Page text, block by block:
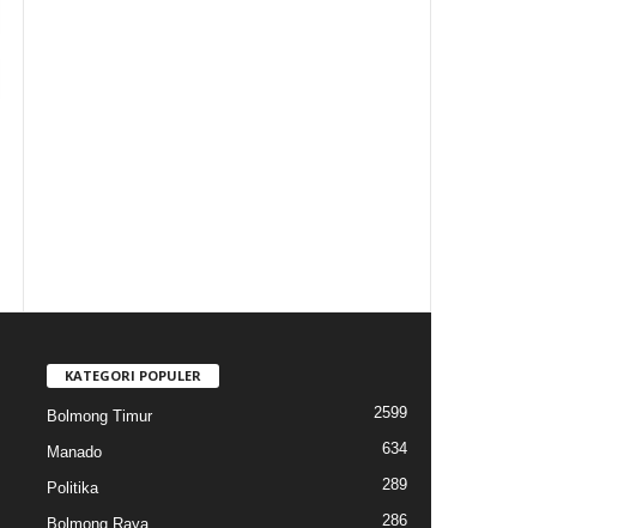
KATEGORI POPULER
Bolmong Timur 2599
Manado 634
Politika 289
Bolmong Raya 286